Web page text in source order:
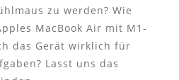
zu werden? Wie
MacBook Air mit M1-
das Gerät wirklich für
Lasst uns das